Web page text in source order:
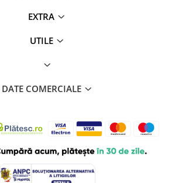
EXTRA
UTILE
DATE COMERCIALE